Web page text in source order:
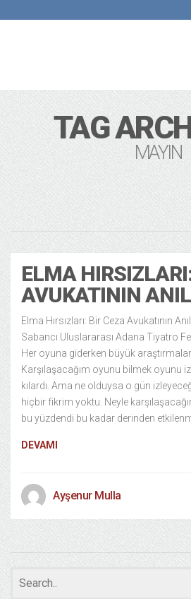
TAG
MAYIN
ELMA
AVUKATININ
Elma Hırsızları: Bir Ceza Avukatının
Sabancı Uluslararası Adana Tiyatro
Her oyuna giderken büyük
Karşılaşacağım oyunu bilmek oyunu
kılardı. Ama ne olduysa o gün
hiçbir fikrim yoktu. Neyle
bu yüzdendi bu kadar derinden
DEVAMI
Ayşenur Mulla